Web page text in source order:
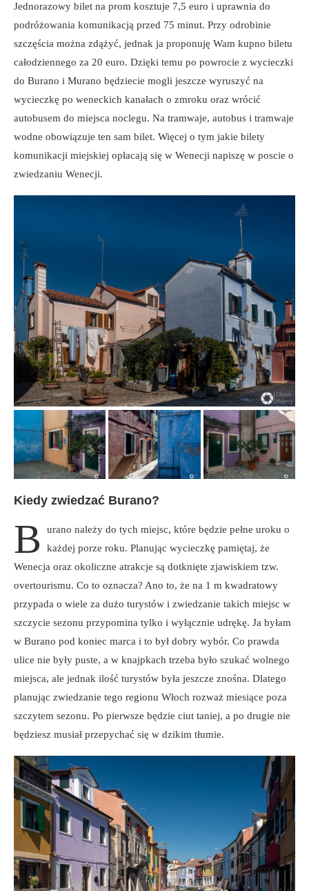
Jednorazowy bilet na prom kosztuje 7,5 euro i uprawnia do
podróżowania komunikacją przed 75 minut. Przy odrobinie
szczęścia można zdążyć, jednak ja proponuję Wam kupno biletu
całodziennego za 20 euro. Dzięki temu po powrocie z wycieczki
do Burano i Murano będziecie mogli jeszcze wyruszyć na
wycieczkę po weneckich kanałach o zmroku oraz wrócić
autobusem do miejsca noclegu. Na tramwaje, autobus i tramwaje
wodne obowiązuje ten sam bilet. Więcej o tym jakie bilety
komunikacji miejskiej opłacają się w Wenecji napiszę w poscie o
zwiedzaniu Wenecji.
Kiedy zwiedzać Burano?
B
urano należy do tych miejsc, które będzie pełne uroku o
każdej porze roku. Planując wycieczkę pamiętaj, że
Wenecja oraz okoliczne atrakcje są dotknięte zjawiskiem tzw.
overtourismu. Co to oznacza? Ano to, że na 1 m kwadratowy
przypada o wiele za dużo turystów i zwiedzanie takich miejsc w
szczycie sezonu przypomina tylko i wyłącznie udrękę. Ja byłam
w Burano pod koniec marca i to był dobry wybór. Co prawda
ulice nie były puste, a w knajpkach trzeba było szukać wolnego
miejsca, ale jednak ilość turystów była jeszcze znośna. Dlatego
planując zwiedzanie tego regionu Włoch rozważ miesiące poza
szczytem sezonu. Po pierwsze będzie ciut taniej, a po drugie nie
będziesz musiał przepychać się w dzikim tłumie.